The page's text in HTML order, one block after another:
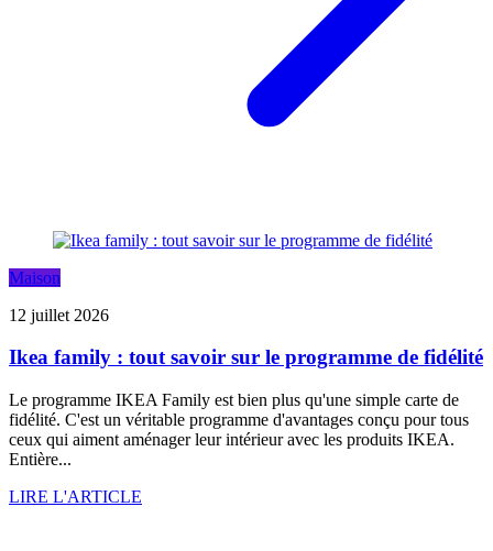
Maison
12 juillet 2026
Ikea family : tout savoir sur le programme de fidélité
Le programme IKEA Family est bien plus qu'une simple carte de
fidélité. C'est un véritable programme d'avantages conçu pour tous
ceux qui aiment aménager leur intérieur avec les produits IKEA.
Entière...
LIRE L'ARTICLE